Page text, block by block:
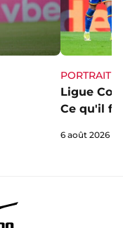
PORTRAIT
Ligue
Ce qu'il
6 août 2026